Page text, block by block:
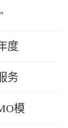
度
务
模